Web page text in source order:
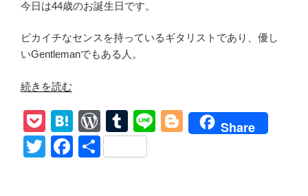
今日は44歳のお誕生日です。
ピカイチなセンスを持っているギタリストであり、優し
いGentlemanでもある人。
“Dregen
Happy
Birthday!
ド
続きを読む
P
o
ck
H
at
e
W
or
d
T
u
m
Li
Bl
Share
T
F
共